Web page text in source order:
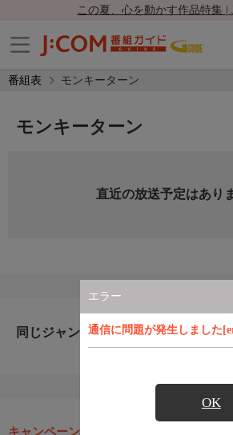
この夏、心を動かす作品特集 |
番組表 モンキーターン
エラー
通信に問題が発生しました
OK
モンキーターン
直近の放送予定はあり
同じジャンルのおすすめ番組
キャンペーン・お得な情報